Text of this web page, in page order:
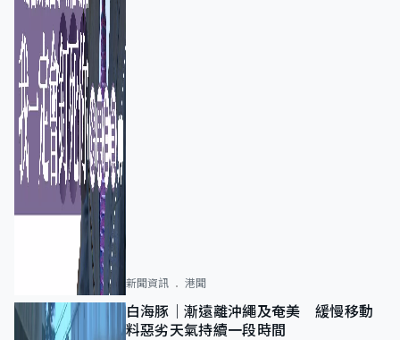
新聞資訊 港聞
白海豚｜漸遠離沖繩及奄美 緩慢移動
料惡劣天氣持續一段時間